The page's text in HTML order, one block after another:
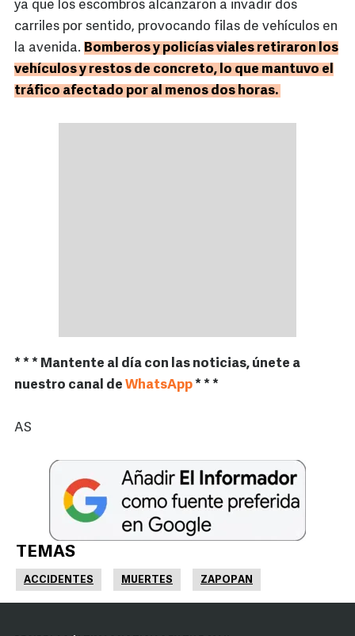
ya que los escombros alcanzaron a invadir dos
carriles por sentido, provocando filas de vehículos en
la avenida. Bomberos y policías viales retiraron los
vehículos y restos de concreto, lo que mantuvo el
tráfico afectado por al menos dos horas.
* * * Mantente al día con las noticias, únete a
nuestro canal de WhatsApp* * *
AS
TEMAS
ACCIDENTES MUERTES ZAPOPAN